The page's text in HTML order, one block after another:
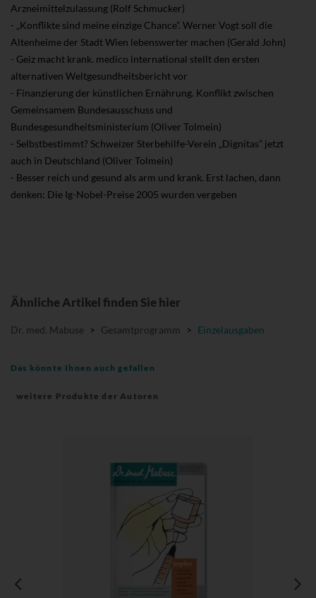
Arzneimittelzulassung (Rolf Schmucker)
- „Konflikte sind meine einzige Chance”. Werner Vogt soll die
Altenheime der Stadt Wien lebenswerter machen (Gerald John)
- Geiz macht krank. medico international stellt den ersten
alternativen Weltgesundheitsbericht vor
- Finanzierung der künstlichen Ernährung. Konflikt zwischen
Gemeinsamem Bundesausschuss und
Bundesgesundheitsministerium (Oliver Tolmein)
- Selbstbestimmt? Schweizer Sterbehilfe-Verein „Dignitas” jetzt
auch in Deutschland (Oliver Tolmein)
- Besser reich und gesund als arm und krank. Erst lachen, dann
denken: Die Ig-Nobel-Preise 2005 wurden vergeben
Ähnliche Artikel finden Sie hier
Dr. med. Mabuse > Gesamtprogramm > Einzelausgaben
Das könnte Ihnen auch gefallen
weitere Produkte der Autoren